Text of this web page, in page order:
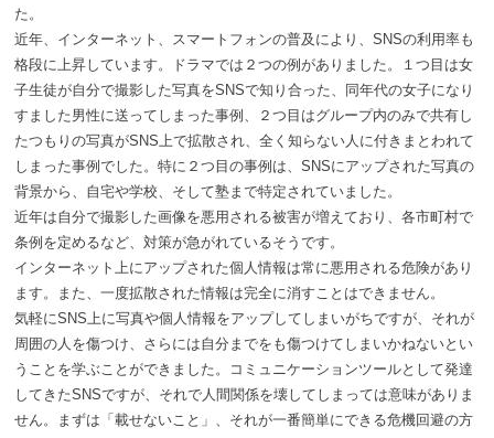
た。
近年、インターネット、スマートフォンの普及により、SNSの利用率も
格段に上昇しています。ドラマでは２つの例がありました。１つ目は女
子生徒が自分で撮影した写真をSNSで知り合った、同年代の女子になり
すました男性に送ってしまった事例、２つ目はグループ内のみで共有し
たつもりの写真がSNS上で拡散され、全く知らない人に付きまとわれて
しまった事例でした。特に２つ目の事例は、SNSにアップされた写真の
背景から、自宅や学校、そして塾まで特定されていました。
近年は自分で撮影した画像を悪用される被害が増えており、各市町村で
条例を定めるなど、対策が急がれているそうです。
インターネット上にアップされた個人情報は常に悪用される危険があり
ます。また、一度拡散された情報は完全に消すことはできません。
気軽にSNS上に写真や個人情報をアップしてしまいがちですが、それが
周囲の人を傷つけ、さらには自分までをも傷つけてしまいかねないとい
うことを学ぶことができました。コミュニケーションツールとして発達
してきたSNSですが、それで人間関係を壊してしまっては意味がありま
せん。まずは「載せないこと」、それが一番簡単にできる危機回避の方